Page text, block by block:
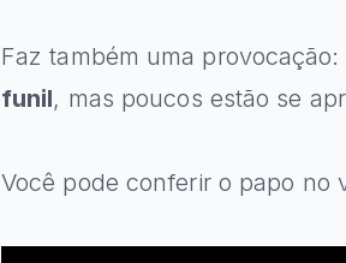
Faz também uma provocação:
funil, mas poucos estão se
Você pode conferir o papo no